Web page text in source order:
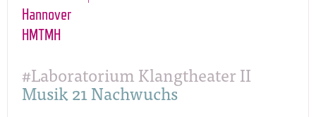
Hannover
HMTMH
#Laboratorium Klangtheater II
Musik 21 Nachwuchs